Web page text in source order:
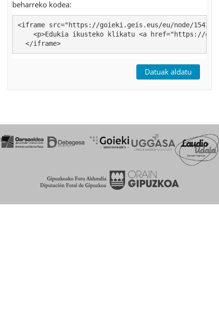
beharreko kodea:
<iframe src="https://goieki.geis.eus/eu/node/
<p>Edukia ikusteko klikatu <a href="https://
  </iframe>
Datuak aldatu